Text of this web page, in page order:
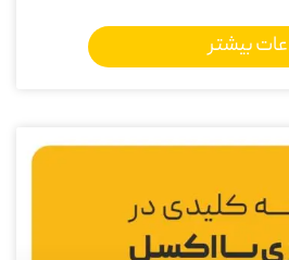
بیشتر